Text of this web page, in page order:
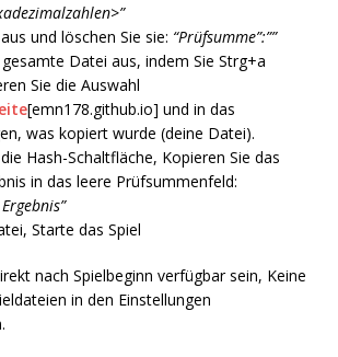
und löschen Sie sie: “Prüfsumme”:””
Datei aus, indem Sie Strg+a
Sie die Auswahl
[emn178.github.io] und in das
was kopiert wurde (deine Datei).
Hash-Schaltfläche, Kopieren Sie das
in das leere Prüfsummenfeld:
Starte das Spiel
nach Spielbeginn verfügbar sein, Keine
in den Einstellungen